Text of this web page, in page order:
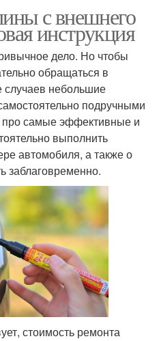
с внешнего
инструкция
дело. Но чтобы
обращаться в
случаев небольшие
подручными
про самые эффективные и
выполнить
автомобиля, а также о
заблаговременно.
стоимость ремонта